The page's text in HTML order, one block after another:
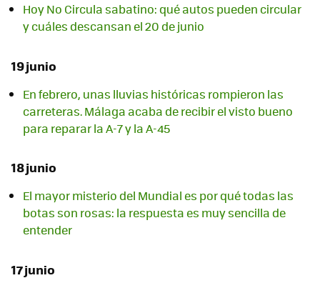
Hoy No Circula sabatino: qué autos pueden circular
y cuáles descansan el 20 de junio
19 junio
En febrero, unas lluvias históricas rompieron las
carreteras. Málaga acaba de recibir el visto bueno
para reparar la A-7 y la A-45
18 junio
El mayor misterio del Mundial es por qué todas las
botas son rosas: la respuesta es muy sencilla de
entender
17 junio